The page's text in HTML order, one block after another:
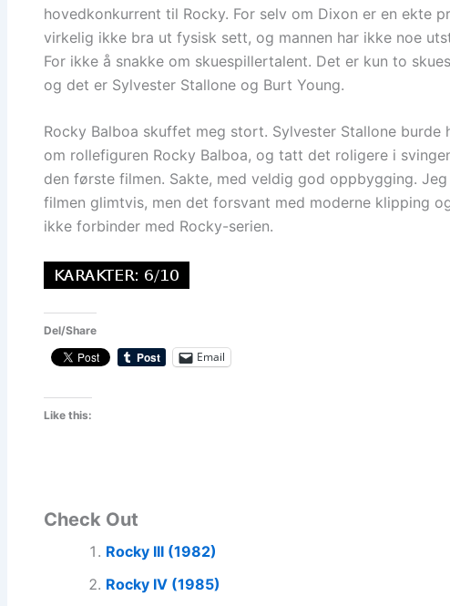
hovedkonkurrent til Rocky. For selv om Dixon er en ekte
virkelig ikke bra ut fysisk sett, og mannen har ikke noe
For ikke å snakke om skuespillertalent. Det er kun to
og det er Sylvester Stallone og Burt Young.
Rocky Balboa skuffet meg stort. Sylvester Stallone burde
om rollefiguren Rocky Balboa, og tatt det roligere i
den første filmen. Sakte, med veldig god oppbygging.
filmen glimtvis, men det forsvant med moderne klipping
ikke forbinder med Rocky-serien.
Del/Share
Email
Like this:
Check Out
Rocky III (1982)
Rocky IV (1985)